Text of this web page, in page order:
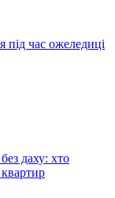
під час ожеледиці
даху: хто